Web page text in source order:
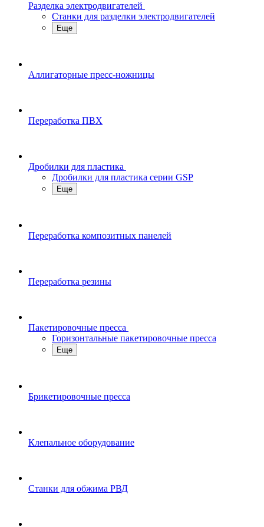
Разделка электродвигателей
Станки для разделки электродвигателей
Еще
Аллигаторные пресс-ножницы
Переработка ПВХ
Дробилки для пластика
Дробилки для пластика серии GSP
Еще
Переработка композитных панелей
Переработка резины
Пакетировочные пресса
Горизонтальные пакетировочные пресса
Еще
Брикетировочные пресса
Клепальное оборудование
Станки для обжима РВД